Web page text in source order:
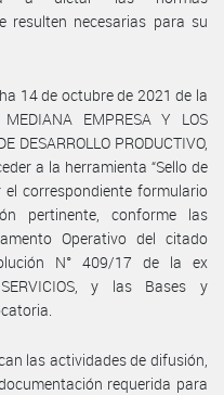
resulten necesarias para su
14 de octubre de 2021 de la
EMPRESA Y LOS
DESARROLLO PRODUCTIVO,
a la herramienta “Sello de
el correspondiente formulario
pertinente, conforme las
Operativo del citado
N° 409/17 de la ex
y las Bases y
las actividades de difusión,
requerida para